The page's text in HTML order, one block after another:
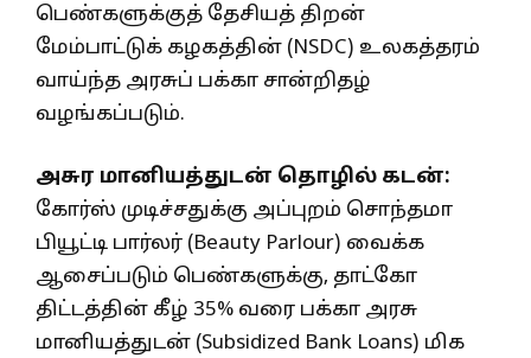
பெண்களுக்குத் தேசியத் திறன்
மேம்பாட்டுக் கழகத்தின் (NSDC) உலகத்தரம்
வாய்ந்த அரசுப் பக்கா சான்றிதழ்
வழங்கப்படும்.
அசுர மானியத்துடன் தொழில் கடன்:
கோர்ஸ் முடிச்சதுக்கு அப்புறம் சொந்தமா
பியூட்டி பார்லர் (Beauty Parlour) வைக்க
ஆசைப்படும் பெண்களுக்கு, தாட்கோ
திட்டத்தின் கீழ் 35% வரை பக்கா அரசு
மானியத்துடன் (Subsidized Bank Loans) மிக